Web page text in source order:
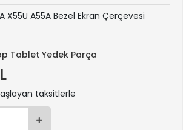
X55U A55A Bezel Ekran Çerçevesi
Tablet Yedek Parça
taksitlerle